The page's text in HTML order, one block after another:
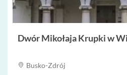
Dwór Mikołaja Krupki w
Busko-Zdrój